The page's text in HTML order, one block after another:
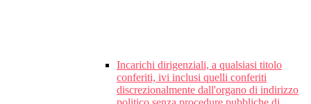
Incarichi dirigenziali, a qualsiasi titolo
conferiti, ivi inclusi quelli conferiti
discrezionalmente dall'organo di indirizzo